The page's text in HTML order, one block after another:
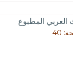
العربي المطبوع